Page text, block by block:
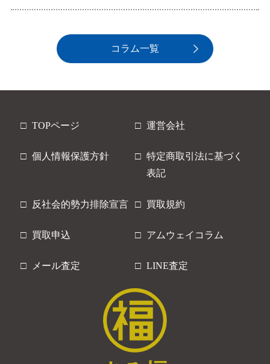
コラム一覧
TOPページ 運営会社
個人情報保護方針
特定商取引法に基づく
表記
反社会的勢力排除宣言 買取規約
買取申込 アムウェイコラム
メール査定 LINE査定